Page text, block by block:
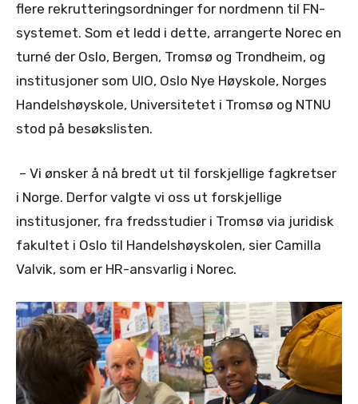
flere rekrutteringsordninger for nordmenn til FN-
systemet. Som et ledd i dette, arrangerte Norec en
turné der Oslo, Bergen, Tromsø og Trondheim, og
institusjoner som UIO, Oslo Nye Høyskole, Norges
Handelshøyskole, Universitetet i Tromsø og NTNU
stod på besøkslisten.
– Vi ønsker å nå bredt ut til forskjellige fagkretser
i Norge. Derfor valgte vi oss ut forskjellige
institusjoner, fra fredsstudier i Tromsø via juridisk
fakultet i Oslo til Handelshøyskolen, sier Camilla
Valvik, som er HR-ansvarlig i Norec.